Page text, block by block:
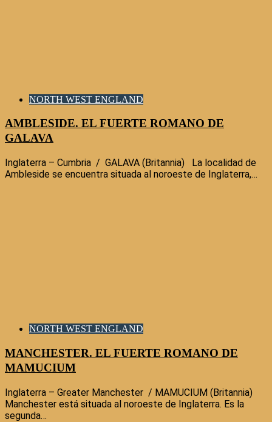
NORTH WEST ENGLAND
AMBLESIDE. EL FUERTE ROMANO DE
GALAVA
Inglaterra – Cumbria / GALAVA (Britannia) La localidad de
Ambleside se encuentra situada al noroeste de Inglaterra,…
NORTH WEST ENGLAND
MANCHESTER. EL FUERTE ROMANO DE
MAMUCIUM
Inglaterra – Greater Manchester / MAMUCIUM (Britannia)
Manchester está situada al noroeste de Inglaterra. Es la
segunda…